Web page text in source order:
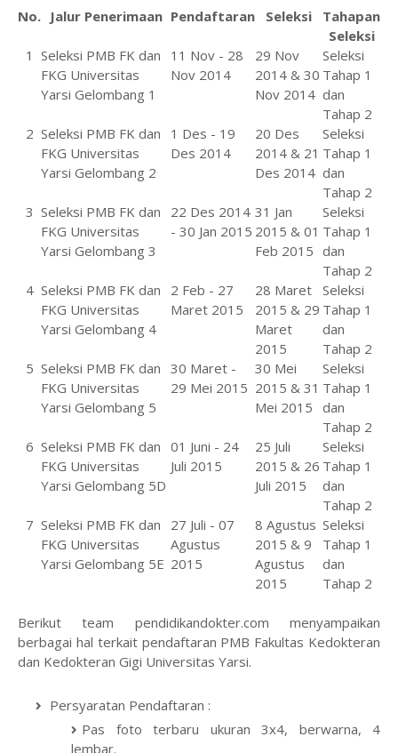
No. Jalur Penerimaan Pendaftaran Seleksi
Tahapan
Seleksi
1 Seleksi PMB FK dan
FKG Universitas
Yarsi Gelombang 1
11 Nov - 28
Nov 2014
29 Nov
2014 & 30
Nov 2014
Seleksi
Tahap 1
dan
Tahap 2
2 Seleksi PMB FK dan
FKG Universitas
Yarsi Gelombang 2
1 Des - 19
Des 2014
20 Des
2014 & 21
Des 2014
Seleksi
Tahap 1
dan
Tahap 2
3 Seleksi PMB FK dan
FKG Universitas
Yarsi Gelombang 3
22 Des 2014
- 30 Jan 2015
31 Jan
2015 & 01
Feb 2015
Seleksi
Tahap 1
dan
Tahap 2
4 Seleksi PMB FK dan
FKG Universitas
Yarsi Gelombang 4
2 Feb - 27
Maret 2015
28 Maret
2015 & 29
Maret
2015
Seleksi
Tahap 1
dan
Tahap 2
5 Seleksi PMB FK dan
FKG Universitas
Yarsi Gelombang 5
30 Maret -
29 Mei 2015
30 Mei
2015 & 31
Mei 2015
Seleksi
Tahap 1
dan
Tahap 2
6 Seleksi PMB FK dan
FKG Universitas
Yarsi Gelombang 5D
01 Juni - 24
Juli 2015
25 Juli
2015 & 26
Juli 2015
Seleksi
Tahap 1
dan
Tahap 2
7 Seleksi PMB FK dan
FKG Universitas
Yarsi Gelombang 5E
27 Juli - 07
Agustus
2015
8 Agustus
2015 & 9
Agustus
2015
Seleksi
Tahap 1
dan
Tahap 2
Berikut team pendidikandokter.com menyampaikan
berbagai hal terkait pendaftaran PMB Fakultas Kedokteran
dan Kedokteran Gigi Universitas Yarsi.
Persyaratan Pendaftaran :
Pas foto terbaru ukuran 3x4, berwarna, 4
lembar.